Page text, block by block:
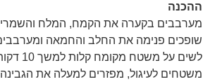
ההכנה
מערבבים בקערה את הקמח, המלח
שופכים פנימה את החלב והחמאה
לשים על משטח מקומח קלות למשך 10 דקות
משטחים לעיגול, מפזרים למעלה את